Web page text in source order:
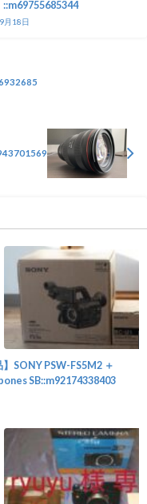
::m69755685344
月18日
】SONY PSW-FS5M2 ＋
SB::m92174338403